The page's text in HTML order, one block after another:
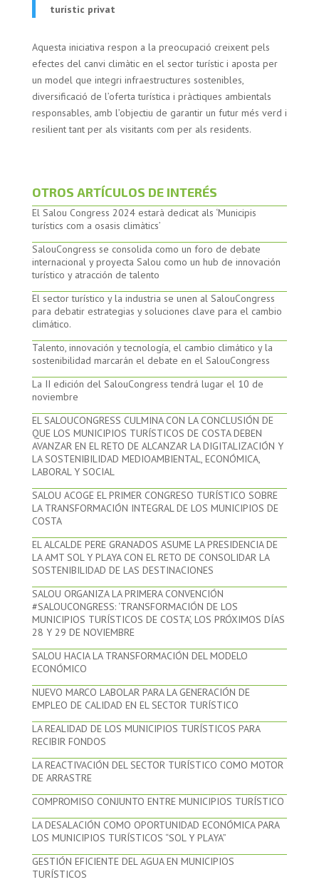
turístic privat
Aquesta iniciativa respon a la preocupació creixent pels
efectes del canvi climàtic en el sector turístic i aposta per
un model que integri infraestructures sostenibles,
diversificació de l’oferta turística i pràctiques ambientals
responsables, amb l’objectiu de garantir un futur més verd i
resilient tant per als visitants com per als residents.
OTROS ARTÍCULOS DE INTERÉS
El Salou Congress 2024 estarà dedicat als ‘Municipis
turístics com a osasis climàtics’
SalouCongress se consolida como un foro de debate
internacional y proyecta Salou como un hub de innovación
turístico y atracción de talento
El sector turístico y la industria se unen al SalouCongress
para debatir estrategias y soluciones clave para el cambio
climático.
Talento, innovación y tecnología, el cambio climático y la
sostenibilidad marcarán el debate en el SalouCongress
La II edición del SalouCongress tendrá lugar el 10 de
noviembre
EL SALOUCONGRESS CULMINA CON LA CONCLUSIÓN DE
QUE LOS MUNICIPIOS TURÍSTICOS DE COSTA DEBEN
AVANZAR EN EL RETO DE ALCANZAR LA DIGITALIZACIÓN Y
LA SOSTENIBILIDAD MEDIOAMBIENTAL, ECONÓMICA,
LABORAL Y SOCIAL
SALOU ACOGE EL PRIMER CONGRESO TURÍSTICO SOBRE
LA TRANSFORMACIÓN INTEGRAL DE LOS MUNICIPIOS DE
COSTA
EL ALCALDE PERE GRANADOS ASUME LA PRESIDENCIA DE
LA AMT SOL Y PLAYA CON EL RETO DE CONSOLIDAR LA
SOSTENIBILIDAD DE LAS DESTINACIONES
SALOU ORGANIZA LA PRIMERA CONVENCIÓN
#SALOUCONGRESS: ‘TRANSFORMACIÓN DE LOS
MUNICIPIOS TURÍSTICOS DE COSTA’, LOS PRÓXIMOS DÍAS
28 Y 29 DE NOVIEMBRE
SALOU HACIA LA TRANSFORMACIÓN DEL MODELO
ECONÓMICO
NUEVO MARCO LABOLAR PARA LA GENERACIÓN DE
EMPLEO DE CALIDAD EN EL SECTOR TURÍSTICO
LA REALIDAD DE LOS MUNICIPIOS TURÍSTICOS PARA
RECIBIR FONDOS
LA REACTIVACIÓN DEL SECTOR TURÍSTICO COMO MOTOR
DE ARRASTRE
COMPROMISO CONJUNTO ENTRE MUNICIPIOS TURÍSTICO
LA DESALACIÓN COMO OPORTUNIDAD ECONÓMICA PARA
LOS MUNICIPIOS TURÍSTICOS “SOL Y PLAYA”
GESTIÓN EFICIENTE DEL AGUA EN MUNICIPIOS
TURÍSTICOS